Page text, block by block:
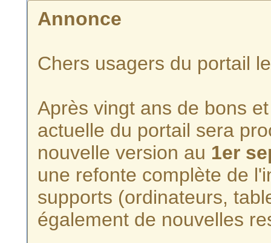
Annonce
Chers usagers du portail
Après vingt ans de bons
actuelle du portail sera
nouvelle version au 1er
une refonte complète de
supports (ordinateurs,
également de nouvelles